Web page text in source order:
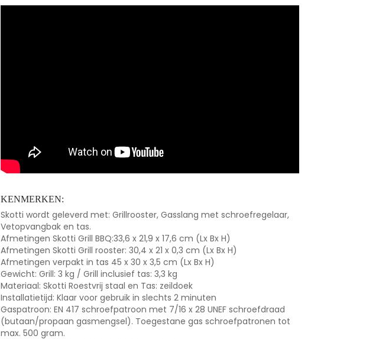
KENMERKEN:
Skotti wordt geleverd met: Grillrooster, Gasslang met schroefregelaar,
Vetopvangbak en tas.
Afmetingen Skotti Grill BBQ:33,6 x 21,9 x 17,6 cm (Lx Bx H)
Afmetingen Skotti Grill rooster: 30,4 x 21 x 0,3 cm (Lx Bx H)
Afmetingen verpakt in tas 45 x 30 x 3,5 cm (Lx Bx H)
Gewicht: Grill: 3 kg / Grill inclusief tas: 3,3 kg
Materiaal: Skotti Roestvrij staal en Tas: zeildoek
Installatietijd: Klaar voor gebruik in slechts 2 minuten
Gaspatroon: EN 417 schroefpatroon met 7/16 x 28 UNEF schroefdraad
(butaan/propaan gasmengsel). Toegestane gas schroefpatronen tot
max. 500 gram.